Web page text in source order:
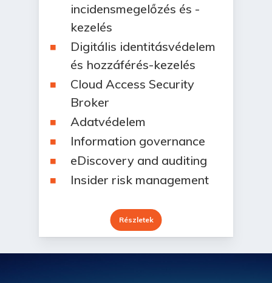
incidensmegelőzés és -
kezelés
Digitális identitásvédelem
és hozzáférés-kezelés
Cloud Access Security
Broker
Adatvédelem
Information governance
eDiscovery and auditing
Insider risk management
Részletek